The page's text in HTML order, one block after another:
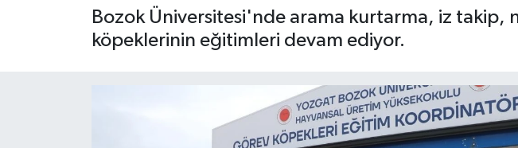
Bozok Üniversitesi'nde arama kurtarma, iz takip,
köpeklerinin eğitimleri devam ediyor.